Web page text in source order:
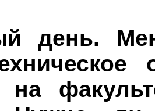
день.
на